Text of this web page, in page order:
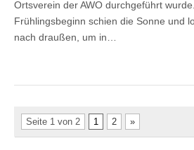
Ortsverein der AWO durchgeführt
Frühlingsbeginn schien die Sonne und
nach draußen, um in…
Seite 1 von 2 1 2 »